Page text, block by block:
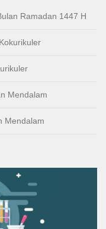
Ramadan 1447 H
Mendalam
Mendalam